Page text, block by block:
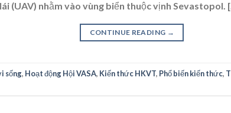
(UAV) nhằm vào vùng biển thuộc vịnh Sevastopol.
CONTINUE READING →
sống, Hoạt động Hội VASA, Kiến thức HKVT, Phổ biến kiến thức,